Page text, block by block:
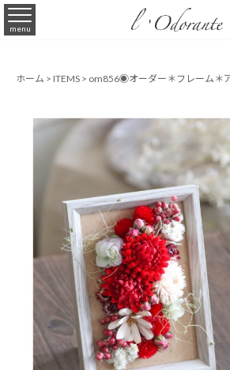
menu
ホーム > ITEMS > om856◉オーダー＊フレーム＊